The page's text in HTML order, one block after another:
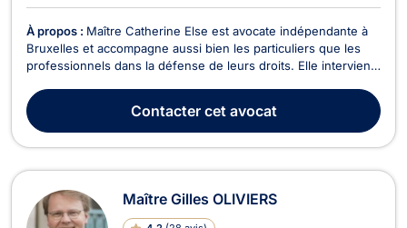
À propos : Maître Catherine Else est avocate indépendante à
Bruxelles et accompagne aussi bien les particuliers que les
professionnels dans la défense de leurs droits. Elle intervient
accompagnement juridique personnalisé, clair et efficace à
chaque étape de la procédure. Son ...
Contactercet avocat
Maître Gilles OLIVIERS